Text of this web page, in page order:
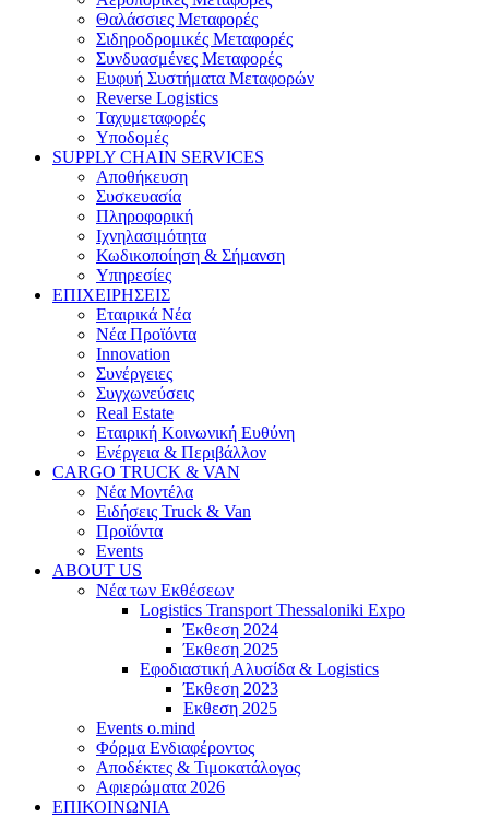
Θαλάσσιες Μεταφορές
Σιδηροδρομικές Μεταφορές
Συνδυασμένες Μεταφορές
Ευφυή Συστήματα Μεταφορών
Reverse Logistics
Ταχυμεταφορές
Υποδομές
SUPPLY CHAIN SERVICES
Αποθήκευση
Συσκευασία
Πληροφορική
Ιχνηλασιμότητα
Κωδικοποίηση & Σήμανση
Υπηρεσίες
ΕΠΙΧΕΙΡΗΣΕΙΣ
Εταιρικά Νέα
Νέα Προϊόντα
Innovation
Συνέργειες
Συγχωνεύσεις
Real Estate
Εταιρική Κοινωνική Ευθύνη
Ενέργεια & Περιβάλλον
CARGO TRUCK & VAN
Νέα Μοντέλα
Ειδήσεις Truck & Van
Προϊόντα
Events
ABOUT US
Νέα των Εκθέσεων
Logistics Transport Thessaloniki Expo
Έκθεση 2024
Έκθεση 2025
Εφοδιαστική Αλυσίδα & Logistics
Έκθεση 2023
Εκθεση 2025
Events o.mind
Φόρμα Ενδιαφέροντος
Αποδέκτες & Τιμοκατάλογος
Αφιερώματα 2026
ΕΠΙΚΟΙΝΩΝΙΑ